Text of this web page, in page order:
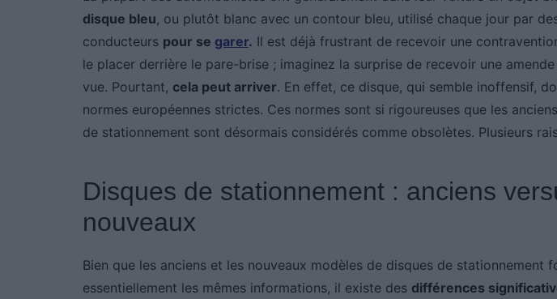
disque bleu, ou plutôt blanc avec un contour bleu, utilisé chaque jour par
conducteurs pour se garer. Il est déjà frustrant de recevoir une
le placer derrière le pare-brise ; imaginez la surprise de recevoir une amende
vue. Pourtant, cela peut arriver. En effet, ce disque, qui semble inoffensif,
normes européennes strictes. Ces normes sont si rigoureuses que les
de stationnement sont désormais considérés comme obsolètes. Plusieurs
Disques de stationnement : anciens
nouveaux
Bien que les anciens et les nouveaux modèles de disques de stationnement
essentiellement les mêmes informations, il existe des différences